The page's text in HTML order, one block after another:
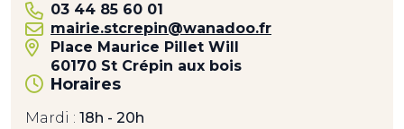
03 44 85 60 01
mairie.stcrepin@wanadoo.fr
Place Maurice Pillet Will
60170 St Crépin aux bois
Horaires
Mardi : 18h - 20h